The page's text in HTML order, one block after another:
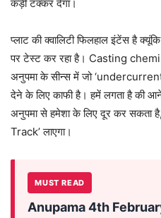
कड़ी टक्कर देगा।
प्लाट की क्वालिटी फिलहाल इंटेंस है
पर टेस्ट कर रहा है। Casting
अनुपमा के सीन्स में जो ‘undercurrent
देने के लिए काफी है। हमें लगता है की
अनुपमा से हमेशा के लिए दूर कर सकता
Track’ लाएगा।
MUST READ
Anupama 4th